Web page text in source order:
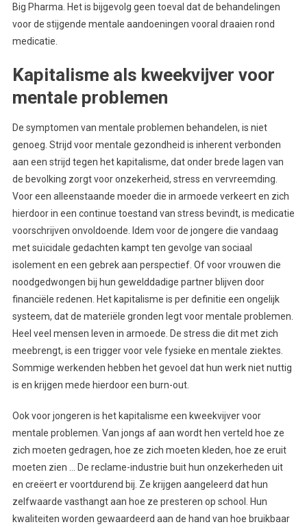
Big Pharma. Het is bijgevolg geen toeval dat de behandelingen
voor de stijgende mentale aandoeningen vooral draaien rond
medicatie.
Kapitalisme als kweekvijver voor
mentale problemen
De symptomen van mentale problemen behandelen, is niet
genoeg. Strijd voor mentale gezondheid is inherent verbonden
aan een strijd tegen het kapitalisme, dat onder brede lagen van
de bevolking zorgt voor onzekerheid, stress en vervreemding.
Voor een alleenstaande moeder die in armoede verkeert en zich
hierdoor in een continue toestand van stress bevindt, is medicatie
voorschrijven onvoldoende. Idem voor de jongere die vandaag
met suïcidale gedachten kampt ten gevolge van sociaal
isolement en een gebrek aan perspectief. Of voor vrouwen die
noodgedwongen bij hun gewelddadige partner blijven door
financiële redenen. Het kapitalisme is per definitie een ongelijk
systeem, dat de materiële gronden legt voor mentale problemen.
Heel veel mensen leven in armoede. De stress die dit met zich
meebrengt, is een trigger voor vele fysieke en mentale ziektes.
Sommige werkenden hebben het gevoel dat hun werk niet nuttig
is en krijgen mede hierdoor een burn-out.
Ook voor jongeren is het kapitalisme een kweekvijver voor
mentale problemen. Van jongs af aan wordt hen verteld hoe ze
zich moeten gedragen, hoe ze zich moeten kleden, hoe ze eruit
moeten zien … De reclame-industrie buit hun onzekerheden uit
en creëert er voortdurend bij. Ze krijgen aangeleerd dat hun
zelfwaarde vasthangt aan hoe ze presteren op school. Hun
kwaliteiten worden gewaardeerd aan de hand van hoe bruikbaar